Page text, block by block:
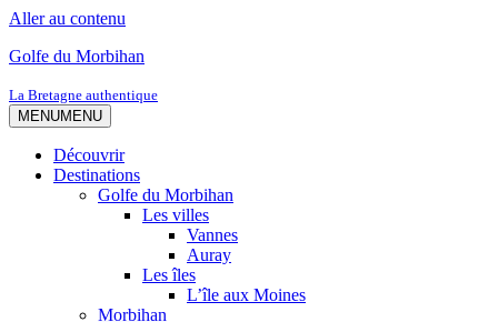
Aller au contenu
Golfe du Morbihan
La Bretagne authentique
MENUMENU
Découvrir
Destinations
Golfe du Morbihan
Les villes
Vannes
Auray
Les îles
L’île aux Moines
Morbihan